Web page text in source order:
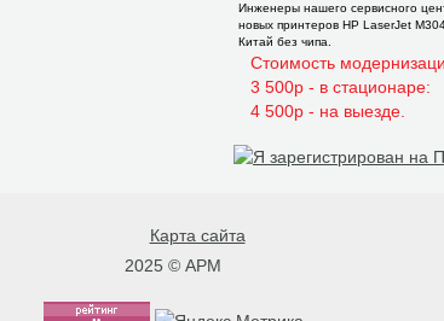
Инженеры нашего сервисного
новых принтеров НР LaserJet
Китай без чипа.
Стоимость
3 500р - в стационаре:
4 500р - на выезде.
Карта сайта
2025 © АРМ